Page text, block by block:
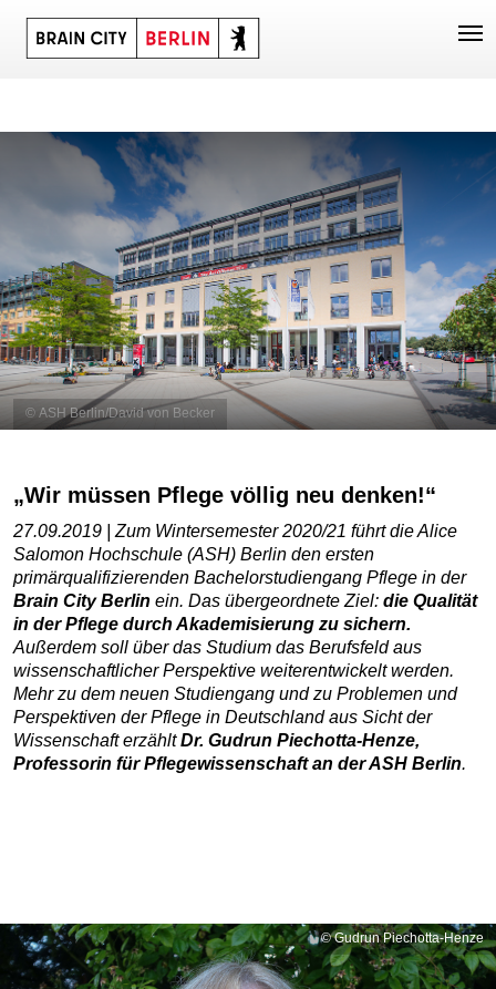
© ASH Berlin/David von Becker
„Wir müssen Pflege völlig neu denken!“
27.09.2019 | Zum Wintersemester 2020/21 führt die Alice
Salomon Hochschule (ASH) Berlin den ersten
primärqualifizierenden Bachelorstudiengang Pflege in der
Brain City Berlin ein. Das übergeordnete Ziel: die Qualität
in der Pflege durch Akademisierung zu sichern.
Außerdem soll über das Studium das Berufsfeld aus
wissenschaftlicher Perspektive weiterentwickelt werden.
Mehr zu dem neuen Studiengang und zu Problemen und
Perspektiven der Pflege in Deutschland aus Sicht der
Wissenschaft erzähltDr. Gudrun Piechotta-Henze,
Professorin für Pflegewissenschaft an der ASH Berlin.
© Gudrun Piechotta-Henze